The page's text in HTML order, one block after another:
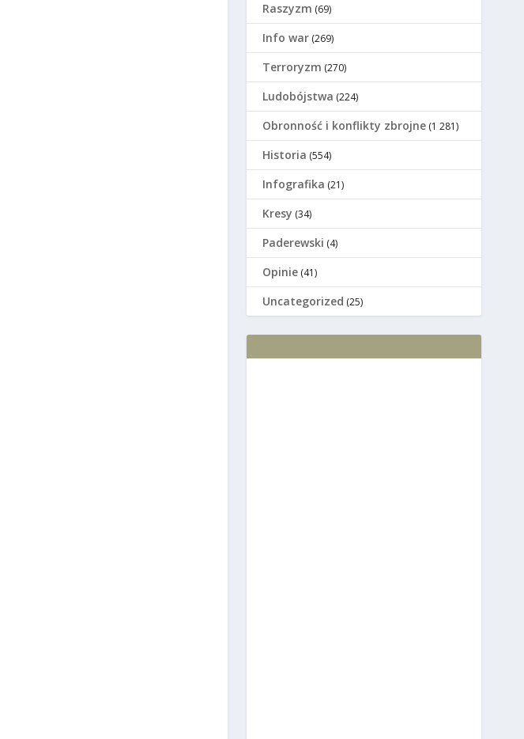
Raszyzm (69)
Info war (269)
Terroryzm (270)
Ludobójstwa (224)
Оbronność i konflikty zbrojne (1 281)
Historia (554)
Infografika (21)
Kresy (34)
Paderewski (4)
Opinie (41)
Uncategorized (25)